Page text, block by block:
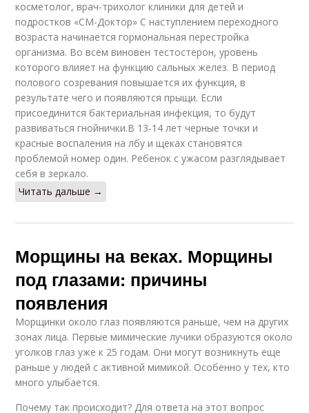
косметолог, врач-трихолог клиники для детей и
подростков «СМ-Доктор» С наступлением переходного
возраста начинается гормональная перестройка
организма. Во всем виновен тестостерон, уровень
которого влияет на функцию сальных желез. В период
полового созревания повышается их функция, в
результате чего и появляются прыщи. Если
присоединится бактериальная инфекция, то будут
развиваться гнойнички.В 13-14 лет черные точки и
красные воспаления на лбу и щеках становятся
проблемой номер один. Ребенок с ужасом разглядывает
себя в зеркало.
Читать дальше →
Морщины на веках. Морщины
под глазами: причины
появления
Морщинки около глаз появляются раньше, чем на других
зонах лица. Первые мимические лучики образуются около
уголков глаз уже к 25 годам. Они могут возникнуть еще
раньше у людей с активной мимикой. Особенно у тех, кто
много улыбается.
Почему так происходит? Для ответа на этот вопрос